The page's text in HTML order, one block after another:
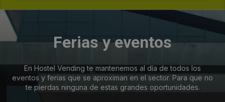
Ferias y eventos
En Hostel Vending te mantenemos al día de todos los
eventos y ferias que se aproximan en el sector. Para que no
te pierdas ninguna de estas grandes oportunidades.